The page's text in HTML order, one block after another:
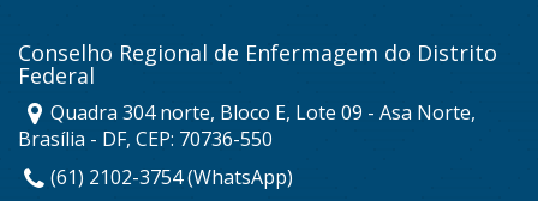
Conselho Regional de Enfermagem do Distrito
Federal
Quadra 304 norte, Bloco E, Lote 09 - Asa Norte,
Brasília - DF, CEP: 70736-550
(61) 2102-3754 (WhatsApp)